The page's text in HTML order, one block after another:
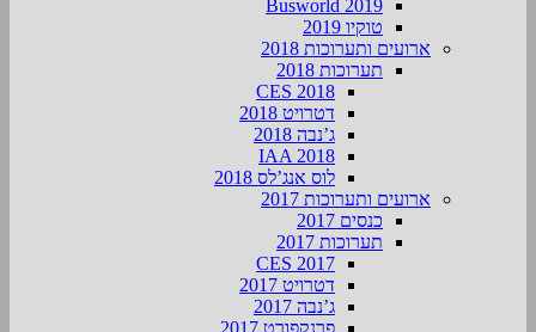
Busworld 2019
טוקיו 2019
ארועים ותערוכות 2018
תערוכות 2018
CES 2018
דטרויט 2018
ג’נבה 2018
IAA 2018
לוס אנג’לס 2018
ארועים ותערוכות 2017
כנסים 2017
תערוכות 2017
CES 2017
דטרויט 2017
ג’נבה 2017
פרנקפורט 2017